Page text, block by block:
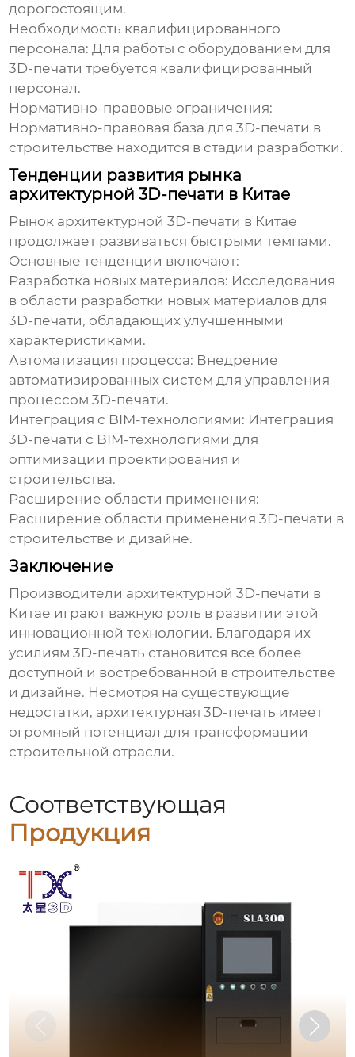
дорогостоящим.
Необходимость квалифицированного
персонала: Для работы с оборудованием для
3D-печати требуется квалифицированный
персонал.
Нормативно-правовые ограничения:
Нормативно-правовая база для 3D-печати в
строительстве находится в стадии разработки.
Тенденции развития рынка
архитектурной 3D-печати в Китае
Рынок архитектурной 3D-печати в Китае
продолжает развиваться быстрыми темпами.
Основные тенденции включают:
Разработка новых материалов: Исследования
в области разработки новых материалов для
3D-печати, обладающих улучшенными
характеристиками.
Автоматизация процесса: Внедрение
автоматизированных систем для управления
процессом 3D-печати.
Интеграция с BIM-технологиями: Интеграция
3D-печати с BIM-технологиями для
оптимизации проектирования и
строительства.
Расширение области применения:
Расширение области применения 3D-печати в
строительстве и дизайне.
Заключение
Производители архитектурной 3D-печати в
Китае играют важную роль в развитии этой
инновационной технологии. Благодаря их
усилиям 3D-печать становится все более
доступной и востребованной в строительстве
и дизайне. Несмотря на существующие
недостатки, архитектурная 3D-печать имеет
огромный потенциал для трансформации
строительной отрасли.
Соответствующая
Продукция